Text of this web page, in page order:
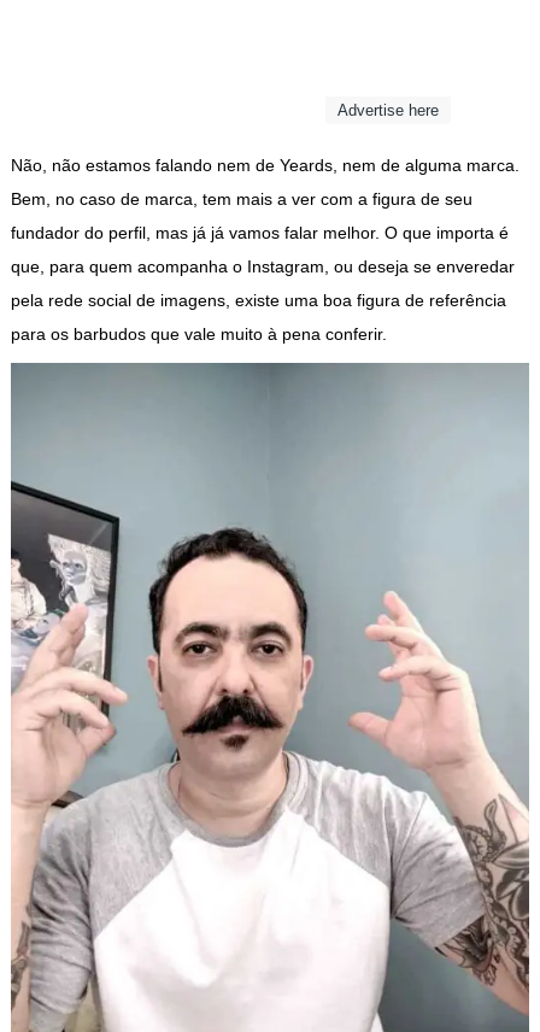
Advertise here
Não, não estamos falando nem de Yeards, nem de alguma marca.
Bem, no caso de marca, tem mais a ver com a figura de seu
fundador do perfil, mas já já vamos falar melhor. O que importa é
que, para quem acompanha o Instagram, ou deseja se enveredar
pela rede social de imagens, existe uma boa figura de referência
para os barbudos que vale muito à pena conferir.